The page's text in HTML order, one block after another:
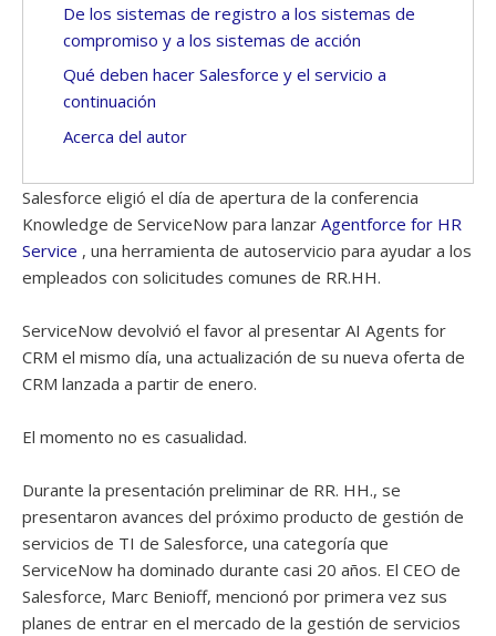
De los sistemas de registro a los sistemas de
compromiso y a los sistemas de acción
Qué deben hacer Salesforce y el servicio a
continuación
Acerca del autor
Salesforce eligió el día de apertura de la conferencia
Knowledge de ServiceNow para lanzar Agentforce for HR
Service , una herramienta de autoservicio para ayudar a los
empleados con solicitudes comunes de RR.HH.
ServiceNow devolvió el favor al presentar AI Agents for
CRM el mismo día, una actualización de su nueva oferta de
CRM lanzada a partir de enero.
El momento no es casualidad.
Durante la presentación preliminar de RR. HH., se
presentaron avances del próximo producto de gestión de
servicios de TI de Salesforce, una categoría que
ServiceNow ha dominado durante casi 20 años. El CEO de
Salesforce, Marc Benioff, mencionó por primera vez sus
planes de entrar en el mercado de la gestión de servicios